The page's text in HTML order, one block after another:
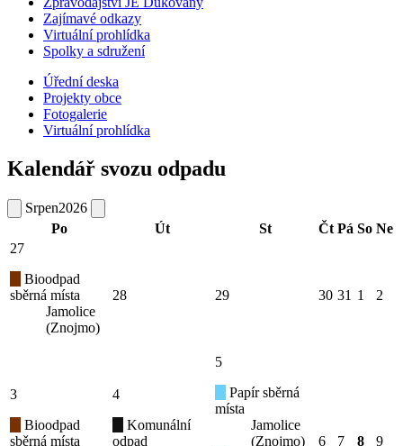
Zajímavé odkazy
Virtuální prohlídka
Spolky a sdružení
Úřední deska
Projekty obce
Fotogalerie
Virtuální prohlídka
Kalendář svozu odpadu
Srpen2026
Po
Út St Čt Pá So Ne
27
Bioodpad
sběrná místa
Jamolice
(Znojmo)
28 29 30 31 1 2
3
Bioodpad
sběrná místa
4
Komunální
odpad
5
Papír sběrná
místa
Jamolice
(Znojmo)
6 7 8 9